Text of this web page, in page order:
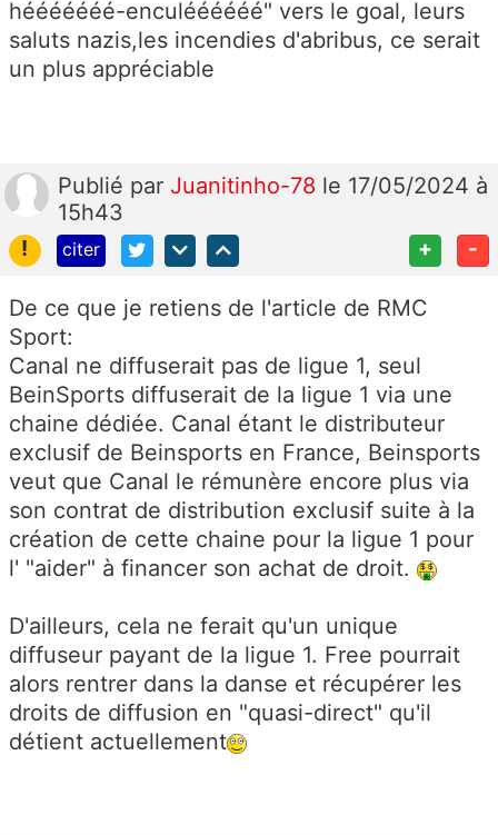
hééééééé-enculéééééé" vers le goal, leurs
saluts nazis,les incendies d'abribus, ce serait
un plus appréciable
Publié par Juanitinho-78 le 17/05/2024 à
15h43
!
citer + -
De ce que je retiens de l'article de RMC
Sport:
Canal ne diffuserait pas de ligue 1, seul
BeinSports diffuserait de la ligue 1 via une
chaine dédiée. Canal étant le distributeur
exclusif de Beinsports en France, Beinsports
veut que Canal le rémunère encore plus via
son contrat de distribution exclusif suite à la
création de cette chaine pour la ligue 1 pour
l' "aider" à financer son achat de droit.
D'ailleurs, cela ne ferait qu'un unique
diffuseur payant de la ligue 1. Free pourrait
alors rentrer dans la danse et récupérer les
droits de diffusion en "quasi-direct" qu'il
détient actuellement